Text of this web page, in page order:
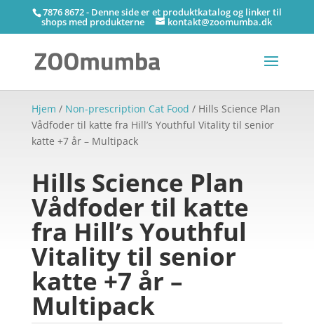
7876 8672 - Denne side er et produktkatalog og linker til
shops med produkterne kontakt@zoomumba.dk
Hjem / Non-prescription Cat Food / Hills Science Plan
Vådfoder til katte fra Hill’s Youthful Vitality til senior
katte +7 år – Multipack
Hills Science Plan
Vådfoder til katte
fra Hill’s Youthful
Vitality til senior
katte +7 år –
Multipack